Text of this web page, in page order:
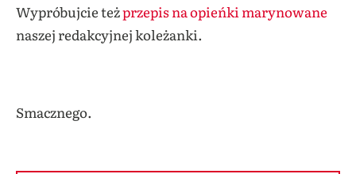
Wypróbujcie teżprzepis na opieńki marynowane
naszej redakcyjnej koleżanki.
Smacznego.